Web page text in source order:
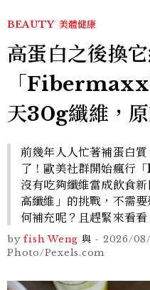
BEAUTY 美體健康
高蛋白之後換
「
天30g纖維，
前幾年人人忙著補蛋白
了！歐美社群開始瘋行
沒有吃夠纖維當成飲食
高纖維」的挑戰，不需
何補充呢？且趕緊來看看
by fish Weng 與 - 2026/
Photo/Pexels.com